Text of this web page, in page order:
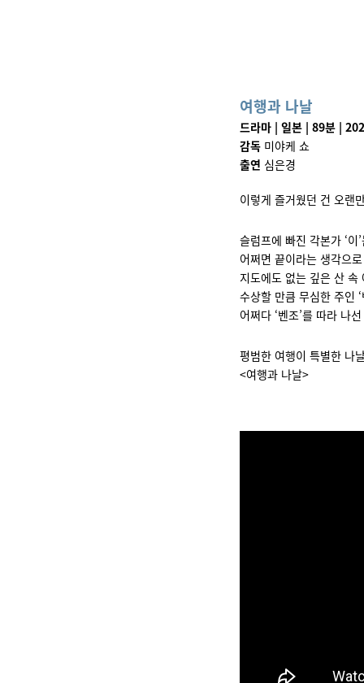
여행과 나날
드라마 | 일본 | 89분 |
감독 미야케 쇼
출연 심은경
이렇게 즐거웠던 건 오랜
슬럼프에 빠진 각본가 ‘이
어쩌면 끝이라는 생각으
지도에도 없는 깊은 산 속
수상할 만큼 무심한 주인
어쩌다 ‘벤조’를 따라 나
평범한 여행이 특별한 나
<여행과 나날>